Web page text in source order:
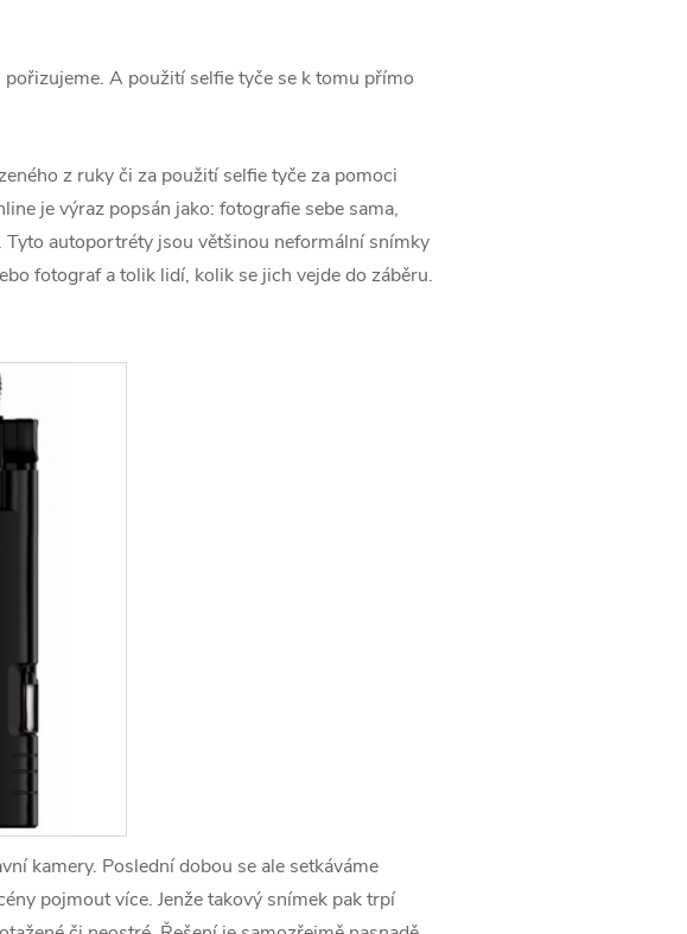
A použití selfie tyče se k tomu přímo
z ruky či za použití selfie tyče za pomoci
je výraz popsán jako: fotografie sebe sama,
autoportréty jsou většinou neformální snímky
fotograf a tolik lidí, kolik se jich vejde do záběru.
kamery. Poslední dobou se ale setkáváme
pojmout více. Jenže takový snímek pak trpí